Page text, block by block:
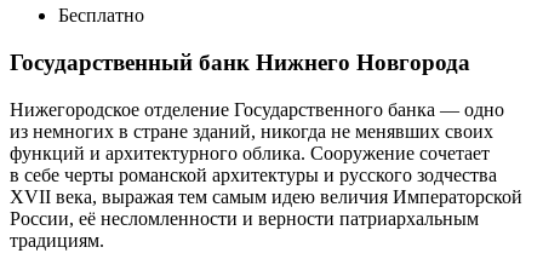
Бесплатно
Государственный банк Нижнего Новгорода
Нижегородское отделение Государственного банка — одно
из немногих в стране зданий, никогда не менявших своих
функций и архитектурного облика. Сооружение сочетает
в себе черты романской архитектуры и русского зодчества
XVII века, выражая тем самым идею величия Императорской
России, её несломленности и верности патриархальным
традициям.